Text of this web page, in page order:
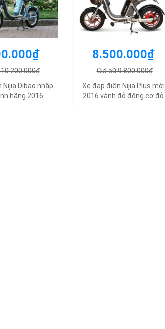
Nijia Dibao nhập
hãng 2016
8.500.000₫
Giá cũ:9.800.000₫
Xe đạp điện Nijia Plus mới
2016 vành đỏ động cơ đỏ